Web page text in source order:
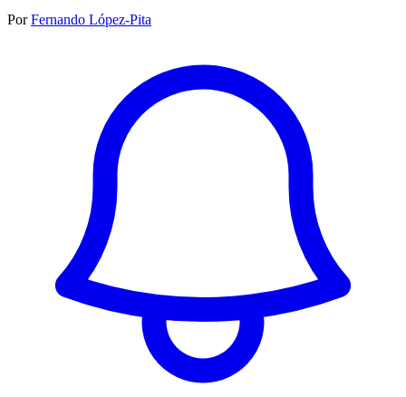
Por Fernando López-Pita